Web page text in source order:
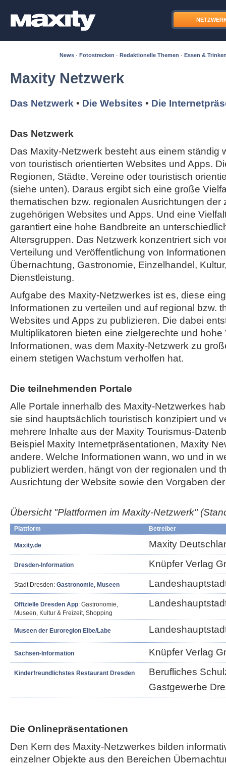
News · Fotostrecken · Redaktionelle Themen · Essen &
Maxity Netzwerk
Das Netzwerk • Die Websites • Die
Das Netzwerk
Das Maxity-Netzwerk besteht aus einem ständig
von touristisch orientierten Websites und Apps.
Regionen, Städte, Vereine oder touristisch
(siehe unten). Daraus ergibt sich eine große
thematischen bzw. regionalen Ausrichtungen der
zugehörigen Websites und Apps. Und eine
garantiert eine hohe Bandbreite an
Altersgruppen. Das Netzwerk konzentriert sich
Verteilung und Veröffentlichung von
Übernachtung, Gastronomie, Einzelhandel,
Dienstleistung.
Aufgabe des Maxity-Netzwerkes ist es, diese
Informationen zu verteilen und auf regional bzw.
Websites und Apps zu publizieren. Die dabei
Multiplikatoren bieten eine zielgerechte und hohe
Informationen, was dem Maxity-Netzwerk zu
einem stetigen Wachstum verholfen hat.
Die teilnehmenden Portale
Alle Portale innerhalb des Maxity-Netzwerkes
sie sind hauptsächlich touristisch konzipiert und
mehrere Inhalte aus der Maxity Tourismus-
Beispiel Maxity Internetpräsentationen, Maxity
andere. Welche Informationen wann, wo und in
publiziert werden, hängt von der regionalen und
Ausrichtung der Website sowie den Vorgaben
Übersicht "Plattformen im Maxity-Netzwerk"
Plattform Betreiber
Maxity.de Maxity
Dresden-Information Knüpfer Verlag
Stadt Dresden: Gastronomie, Museen
Offizielle Dresden App: Gastronomie,
Museen, Kultur & Freizeit, Shopping
Museen der Euroregion Elbe/Labe
Sachsen-Information Knüpfer Verlag
Kinderfreundlichstes Restaurant Dresden
Berufliches
Gastgewerbe
Die Onlinepräsentationen
Den Kern des Maxity-Netzwerkes bilden
einzelner Objekte aus den Bereichen